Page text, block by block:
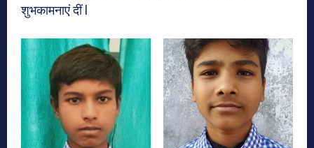
शुभकामनाएं दीं l